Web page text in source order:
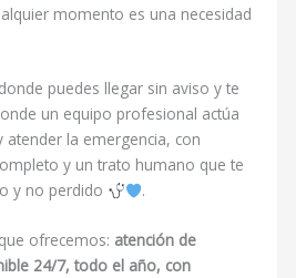
momento es una necesidad
puedes llegar sin aviso y te
un equipo profesional actúa
atender la emergencia, con
y un trato humano que te
y no perdido
.
ofrecemos: atención de
24/7, todo el año, con